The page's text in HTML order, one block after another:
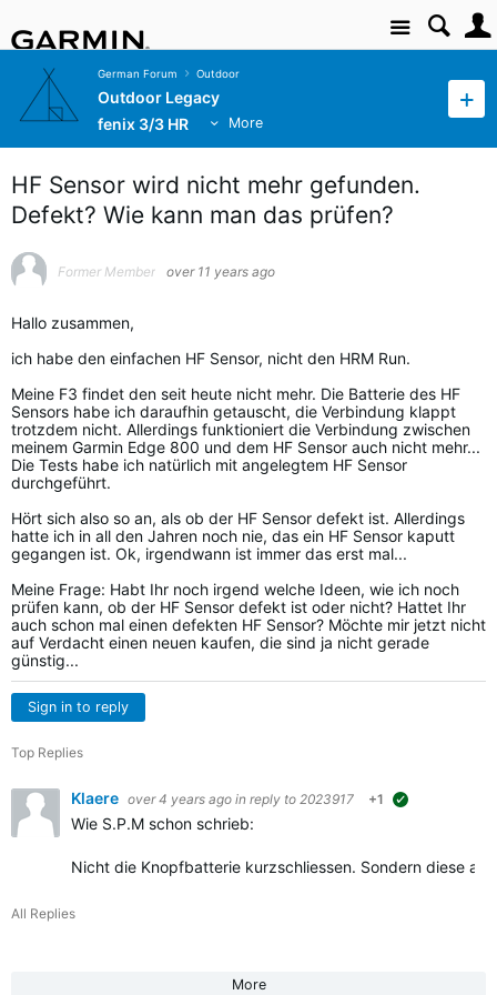
Site
German Forum Outdoor
Outdoor Legacy
fenix 3/3 HR
More
HF Sensor wird nicht mehr gefunden.
Defekt? Wie kann man das prüfen?
Former Member over 11 years ago
Hallo zusammen,
ich habe den einfachen HF Sensor, nicht den HRM Run.
Meine F3 findet den seit heute nicht mehr. Die Batterie des HF
Sensors habe ich daraufhin getauscht, die Verbindung klappt
trotzdem nicht. Allerdings funktioniert die Verbindung zwischen
meinem Garmin Edge 800 und dem HF Sensor auch nicht mehr...
Die Tests habe ich natürlich mit angelegtem HF Sensor
durchgeführt.
Hört sich also so an, als ob der HF Sensor defekt ist. Allerdings
hatte ich in all den Jahren noch nie, das ein HF Sensor kaputt
gegangen ist. Ok, irgendwann ist immer das erst mal...
Meine Frage: Habt Ihr noch irgend welche Ideen, wie ich noch
prüfen kann, ob der HF Sensor defekt ist oder nicht? Hattet Ihr
auch schon mal einen defekten HF Sensor? Möchte mir jetzt nicht
auf Verdacht einen neuen kaufen, die sind ja nicht gerade
günstig...
Sign in to reply
Top Replies
Klaere over 4 years ago in reply to 2023917 +1
Wie S.P.M schon schrieb:
Nicht die Knopfbatterie kurzschliessen. Sondern diese
All Replies
More